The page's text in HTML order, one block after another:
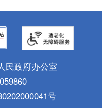
民政府办公室
号